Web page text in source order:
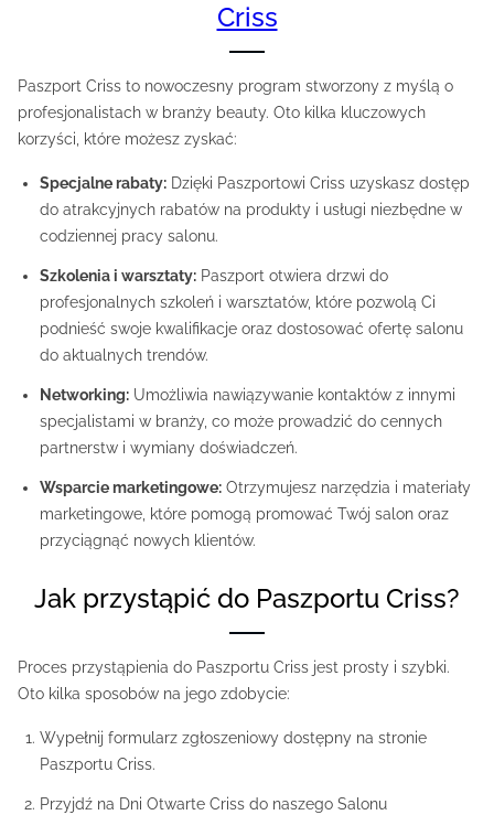
Criss
Paszport Criss to nowoczesny program stworzony z myślą o
profesjonalistach w branży beauty. Oto kilka kluczowych
korzyści, które możesz zyskać:
Specjalne rabaty: Dzięki Paszportowi Criss uzyskasz dostęp
do atrakcyjnych rabatów na produkty i usługi niezbędne w
codziennej pracy salonu.
Szkolenia i warsztaty: Paszport otwiera drzwi do
profesjonalnych szkoleń i warsztatów, które pozwolą Ci
podnieść swoje kwalifikacje oraz dostosować ofertę salonu
do aktualnych trendów.
Networking: Umożliwia nawiązywanie kontaktów z innymi
specjalistami w branży, co może prowadzić do cennych
partnerstw i wymiany doświadczeń.
Wsparcie marketingowe: Otrzymujesz narzędzia i materiały
marketingowe, które pomogą promować Twój salon oraz
przyciągnąć nowych klientów.
Jak przystąpić do Paszportu Criss?
Proces przystąpienia do Paszportu Criss jest prosty i szybki.
Oto kilka sposobów na jego zdobycie:
Wypełnij formularz zgłoszeniowy dostępny na stronie
Paszportu Criss.
Przyjdź na Dni Otwarte Criss do naszego Salonu